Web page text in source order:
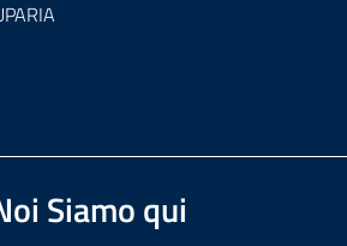
Siamo qui